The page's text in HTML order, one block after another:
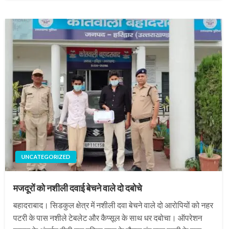
UNCATEGORIZED
मजदूरों को नशीली दवाई बेचने वाले दो दबोचे
बहादराबाद। सिडकुल क्षेत्र में नशीली दवा बेचने वाले दो आरोपियों को नहर
पटरी के पास नशीले टेबलेट और कैप्सूल के साथ धर दबोचा। ऑपरेशन